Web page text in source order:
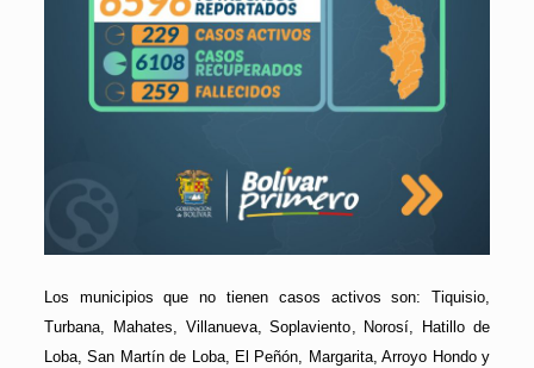
Los municipios que no tienen casos activos son: Tiquisio,
Turbana, Mahates, Villanueva, Soplaviento, Norosí, Hatillo de
Loba, San Martín de Loba, El Peñón, Margarita, Arroyo Hondo y